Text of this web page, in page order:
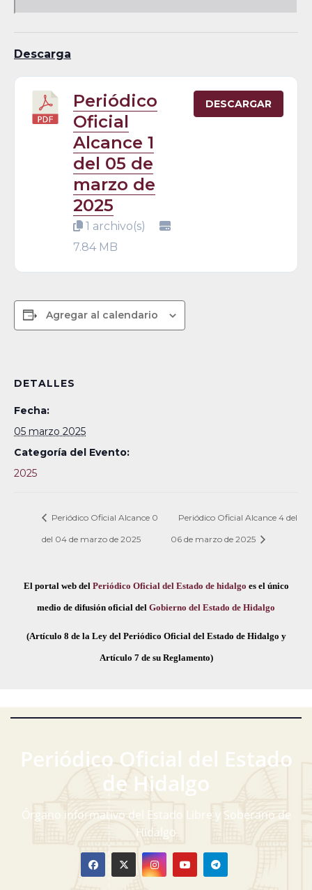
Descarga
Periódico
Oficial
Alcance 1
del 05 de
marzo de
2025
1 archivo(s)
7.84 MB
DESCARGAR
Agregar al calendario
DETALLES
Fecha:
05 marzo 2025
Categoría del Evento:
2025
Periódico Oficial Alcance 0
del 04 de marzo de 2025
Periódico Oficial Alcance 4 del
06 de marzo de 2025
El portal web del Periódico Oficial del Estado de hidalgo es el único
medio de difusión oficial del Gobierno del Estado de Hidalgo
(Artículo 8 de la Ley del Periódico Oficial del Estado de Hidalgo y
Artículo 7 de su Reglamento)
Periódico Oficial del Estado
de Hidalgo
Órgano informativo del Estado Libre y Soberano de
Hidalgo